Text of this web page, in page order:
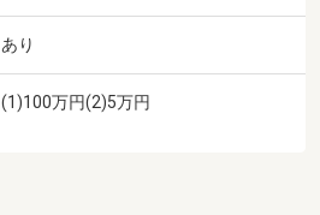
あり
(1)100万円(2)5万円